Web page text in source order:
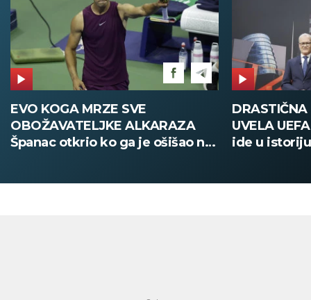
DRASTIČNA PROMENA KOJU JE
UVELA UEFA Stari način žreba
ide u istoriju, od sada sve
POŽAR U
Deca i